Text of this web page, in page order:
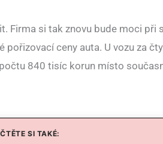
Firma si tak znovu bude moci při
pořizovací ceny auta. U vozu za
840 tisíc korun místo
SI TAKÉ: